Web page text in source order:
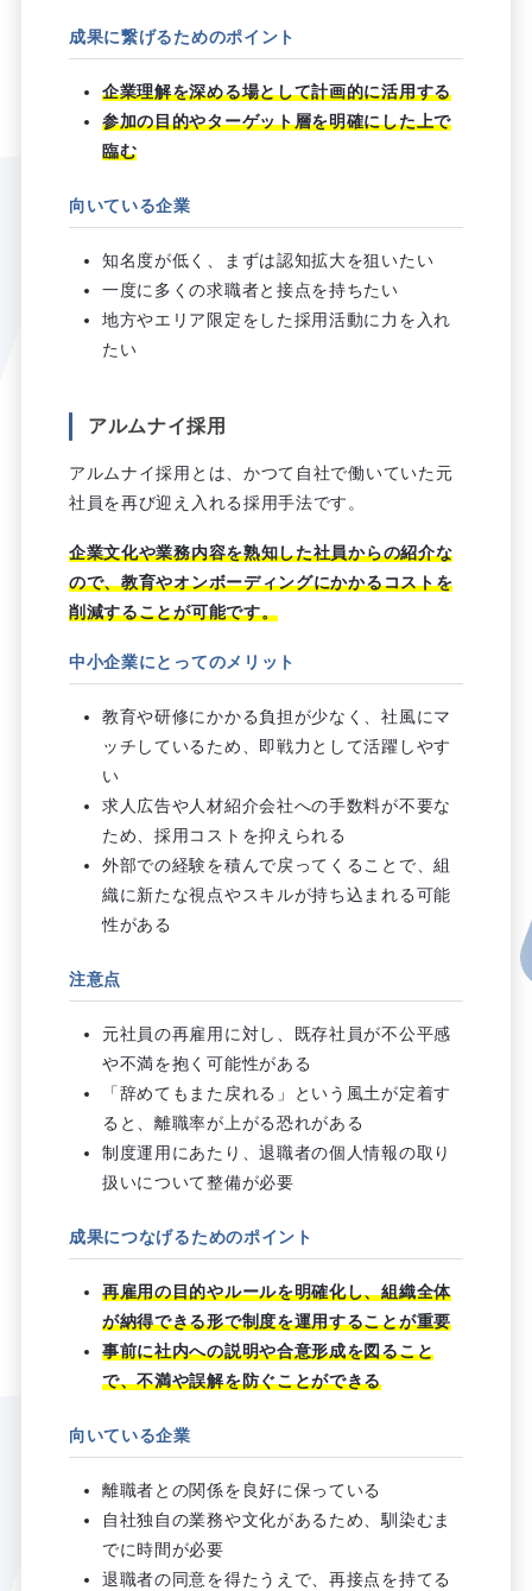
成果に繋げるためのポイント
企業理解を深める場として計画的に活用する
参加の目的やターゲット層を明確にした上で
臨む
向いている企業
知名度が低く、まずは認知拡大を狙いたい
一度に多くの求職者と接点を持ちたい
地方やエリア限定をした採用活動に力を入れ
たい
アルムナイ採用
アルムナイ採用とは、かつて自社で働いていた元
社員を再び迎え入れる採用手法です。
企業文化や業務内容を熟知した社員からの紹介な
ので、教育やオンボーディングにかかるコストを
削減することが可能です。
中小企業にとってのメリット
教育や研修にかかる負担が少なく、社風にマ
ッチしているため、即戦力として活躍しやす
い
求人広告や人材紹介会社への手数料が不要な
ため、採用コストを抑えられる
外部での経験を積んで戻ってくることで、組
織に新たな視点やスキルが持ち込まれる可能
性がある
注意点
元社員の再雇用に対し、既存社員が不公平感
や不満を抱く可能性がある
「辞めてもまた戻れる」という風土が定着す
ると、離職率が上がる恐れがある
制度運用にあたり、退職者の個人情報の取り
扱いについて整備が必要
成果につなげるためのポイント
再雇用の目的やルールを明確化し、組織全体
が納得できる形で制度を運用することが重要
事前に社内への説明や合意形成を図ること
で、不満や誤解を防ぐことができる
向いている企業
離職者との関係を良好に保っている
自社独自の業務や文化があるため、馴染むま
でに時間が必要
退職者の同意を得たうえで、再接点を持てる